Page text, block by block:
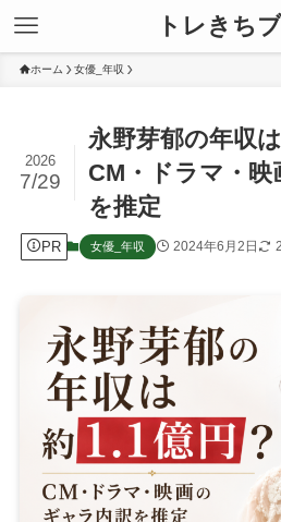
トレきち
ホーム 女優_年収
永野芽郁の年収
CM・ドラマ・
を推定
2026
7/29
PR 女優_年収 2024年6月2日